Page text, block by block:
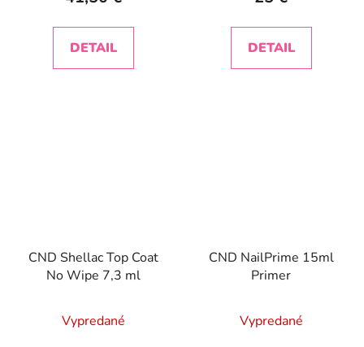
DETAIL DETAIL
CND Shellac Top Coat
No Wipe 7,3 ml
Vypredané
CND NailPrime 15ml
Primer
Vypredané